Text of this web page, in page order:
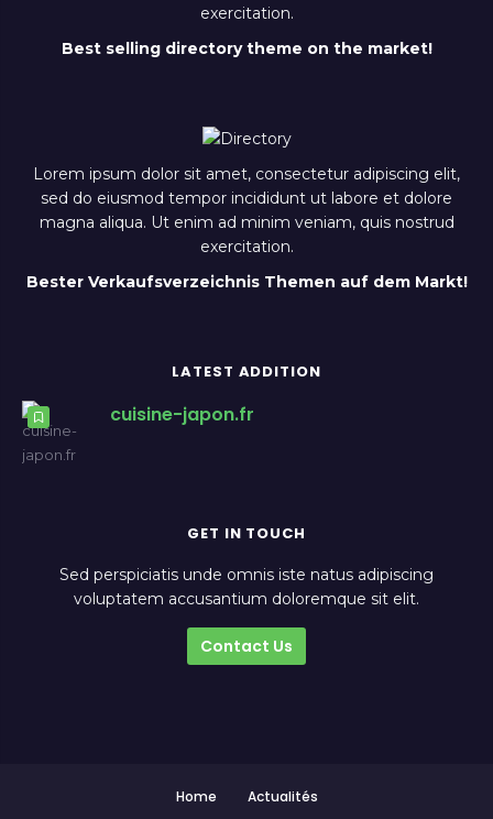
exercitation.
Best selling directory theme on the market!
Lorem ipsum dolor sit amet, consectetur adipiscing elit,
sed do eiusmod tempor incididunt ut labore et dolore
magna aliqua. Ut enim ad minim veniam, quis nostrud
exercitation.
Bester Verkaufsverzeichnis Themen auf dem Markt!
LATEST ADDITION
cuisine-japon.fr
GET IN TOUCH
Sed perspiciatis unde omnis iste natus adipiscing
voluptatem accusantium doloremque sit elit.
Contact Us
Home Actualités